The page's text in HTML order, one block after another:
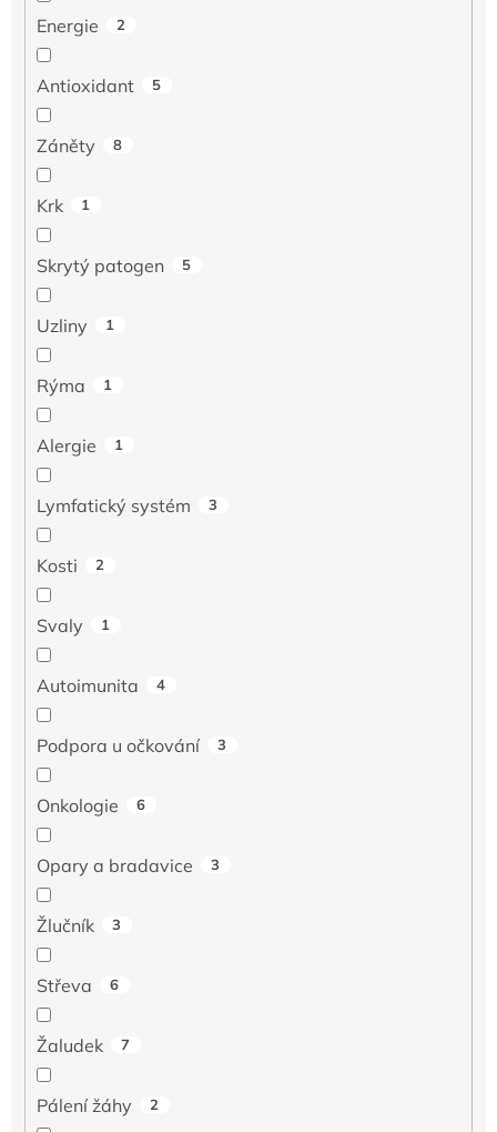
Energie 2
Antioxidant 5
Záněty 8
Krk 1
Skrytý patogen 5
Uzliny 1
Rýma 1
Alergie 1
Lymfatický systém 3
Kosti 2
Svaly 1
Autoimunita 4
Podpora u očkování 3
Onkologie 6
Opary a bradavice 3
Žlučník 3
Střeva 6
Žaludek 7
Pálení žáhy 2